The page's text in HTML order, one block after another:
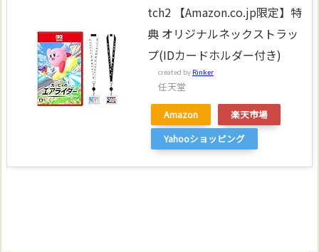
tch2 【Amazon.co.jp限定】特
典 オリジナルネックストラッ
プ(IDカードホルダー付き)
created by Rinker
任天堂
Amazon
楽天市場
Yahooショッピング